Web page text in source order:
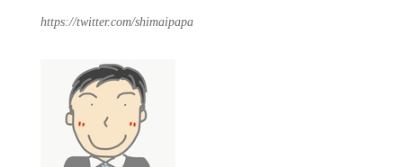
https://twitter.com/shimaipapa